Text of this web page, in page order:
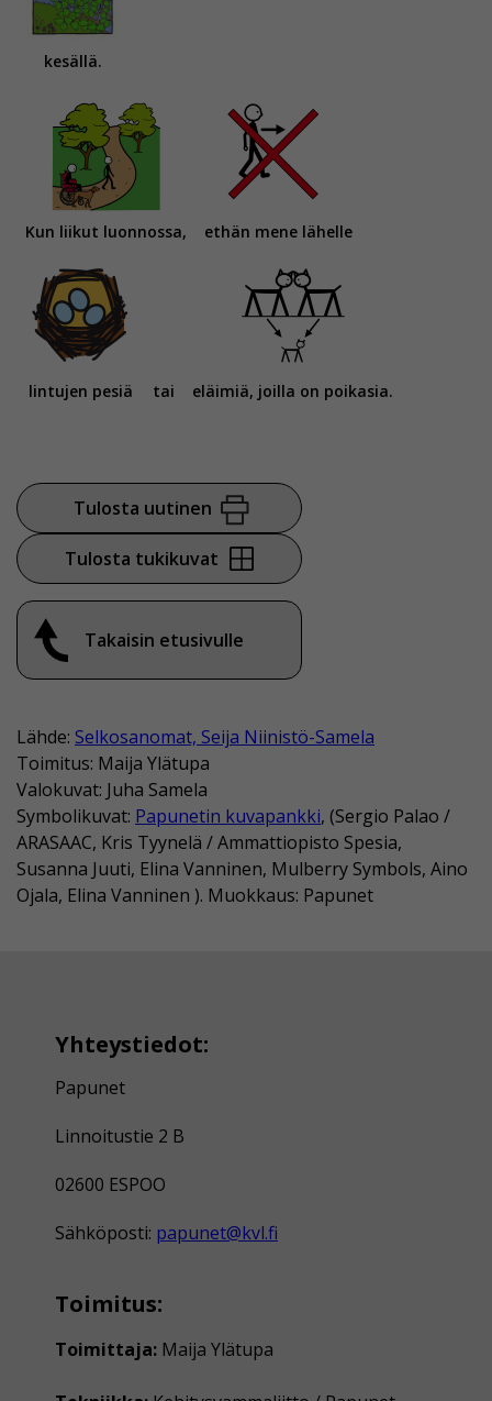
kesällä.
Kun liikut luonnossa, ethän mene lähelle
lintujen pesiä tai eläimiä, joilla on poikasia.
Tulosta uutinen
Tulosta tukikuvat
Takaisin etusivulle
Lähde: Selkosanomat, Seija Niinistö-Samela
Toimitus: Maija Ylätupa
Valokuvat: Juha Samela
Symbolikuvat: Papunetin kuvapankki, (Sergio Palao /
ARASAAC, Kris Tyynelä / Ammattiopisto Spesia,
Susanna Juuti, Elina Vanninen, Mulberry Symbols, Aino
Ojala, Elina Vanninen ). Muokkaus: Papunet
Yhteystiedot:
Papunet
Linnoitustie 2 B
02600 ESPOO
Sähköposti: papunet@kvl.fi
Toimitus:
Toimittaja: Maija Ylätupa